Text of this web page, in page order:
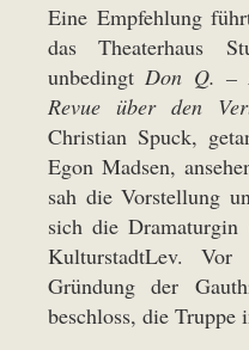
Eine Empfehlung
das Theaterhaus
unbedingtDon Q. –
Revue über den
Christian Spuck,
Egon Madsen,
sah die Vorstellung
sich die Dramaturgin
KulturstadtLev.
Gründung der
beschloss, die Truppe